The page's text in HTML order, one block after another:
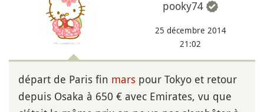
pooky74
25 décembre 2014
21:02
départ de Paris fin mars pour Tokyo et retour
depuis Osaka à 650 € avec Emirates, vu que